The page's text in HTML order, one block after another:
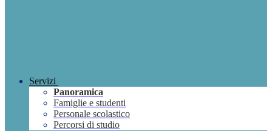
Servizi
Panoramica
Famiglie e studenti
Personale scolastico
Percorsi di studio